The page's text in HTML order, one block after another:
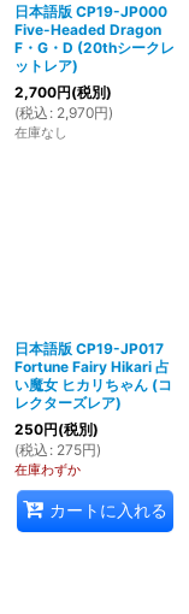
日本語版 CP19-JP000
Five-Headed Dragon
F・G・D (20thシークレ
ットレア)
2,700円(税別)
(税込 : 2,970円)
在庫なし
日本語版 CP19-JP017
Fortune Fairy Hikari 占
い魔女 ヒカリちゃん (コ
レクターズレア)
250円(税別)
(税込 : 275円)
在庫わずか
カートに入れる